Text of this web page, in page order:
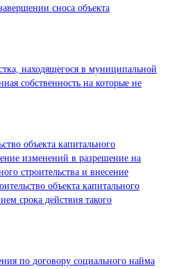
сноса объекта
находящегося в муниципальной
собственность на которые не
объекта капитального
изменений в разрешение на
строительства и внесение
объекта капитального
срока действия такого
по договору социального найма